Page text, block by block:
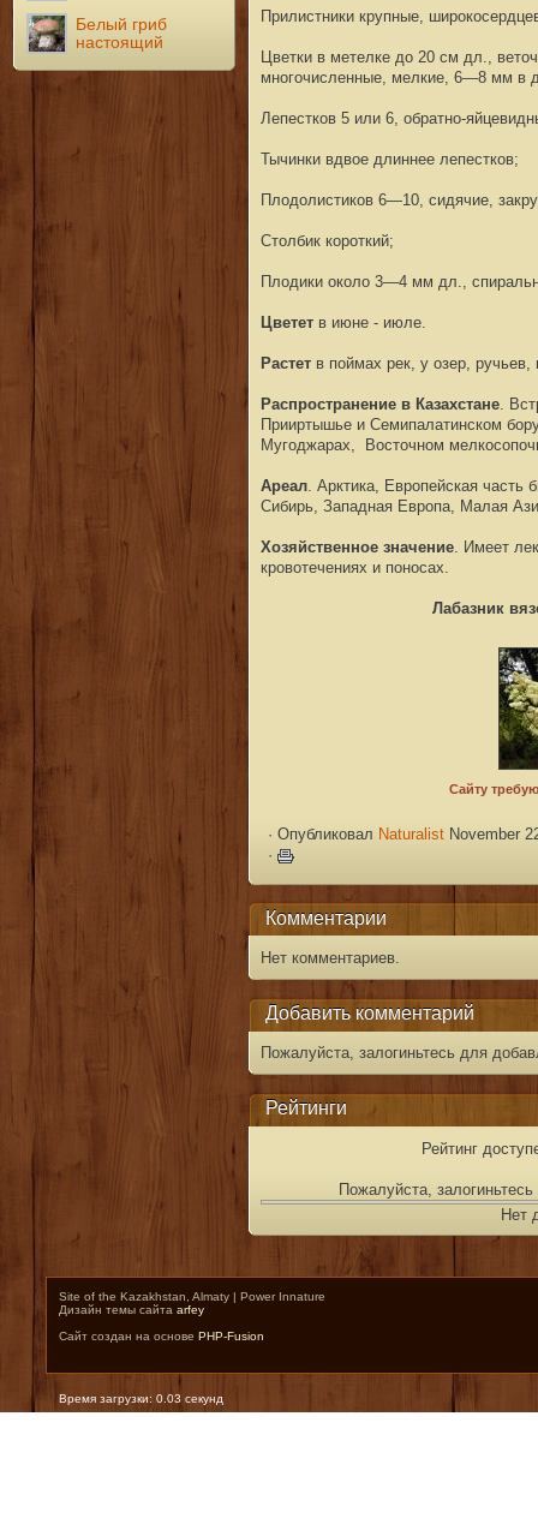
Белый гриб
настоящий
Прилистники крупные,
Цветки в метелке до 20 см дл.,
многочисленные, мелкие, 6—8 мм в
Лепестков 5 или 6, обратно-
Тычинки вдвое длиннее лепестков;
Плодолистиков 6—10, сидячие,
Столбик короткий;
Плодики около 3—4 мм дл.,
Цветет в июне - июле.
Растет в поймах рек, у озер,
Распространение в Казахстане.
Прииртышье и Семипалатинском
Мугоджарах, Восточном
Ареал. Арктика, Европейская часть
Сибирь, Западная Европа, Малая
Хозяйственное значение. Имеет
кровотечениях и поносах.
Лабазник
· Опубликовал Naturalist November
·
Комментарии
Нет комментариев.
Добавить комментарий
Пожалуйста, залогиньтесь для
Рейтинги
Рейтинг
Пожалуйста,
Нет
Site of the Kazakhstan, Almaty | Power Innature
Дизайн темы сайта arfey
Сайт создан на основе PHP-Fusion
Время загрузки: 0.03 секунд